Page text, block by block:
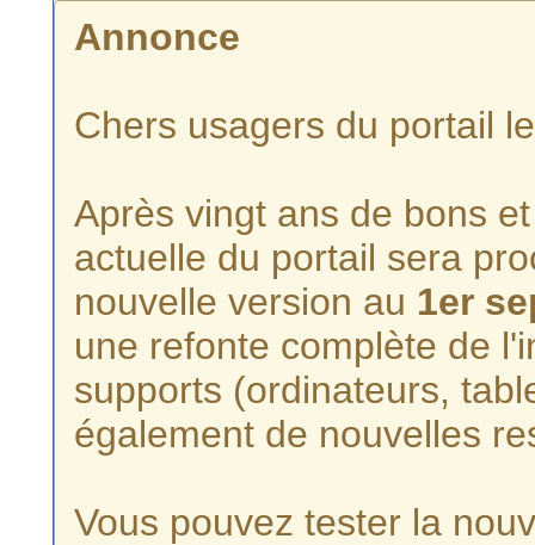
Annonce
Chers usagers du portail
Après vingt ans de bons
actuelle du portail sera
nouvelle version au 1er
une refonte complète de
supports (ordinateurs,
également de nouvelles
Vous pouvez tester la